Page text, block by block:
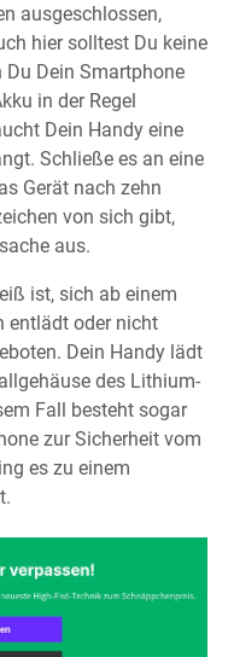
ausgeschlossen,
hier solltest Du keine
Du Dein Smartphone
in der Regel
Dein Handy eine
Schließe es an eine
Gerät nach zehn
von sich gibt,
aus.
ist, sich ab einem
entlädt oder nicht
Dein Handy lädt
des Lithium-
Fall besteht sogar
zur Sicherheit vom
es zu einem